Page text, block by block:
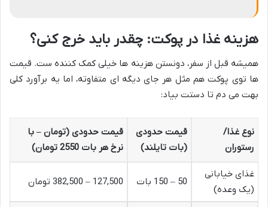
هزینه غذا در پوکت: چقدر باید خرج کنی؟
همیشه قبل از سفر، دونستن هزینه ها خیلی کمک کننده ست. قیمت
ها توی پوکت هم مثل هر جای دیگه ای متفاوته، اما یه برآورد کلی
بهت می دم تا دستت بیاد:
نوع غذا/
رستوران
قیمت حدودی
(بات تایلند)
قیمت حدودی (تومان – با
نرخ هر بات 2550 تومان)
غذای خیابانی
(یک وعده)
50 – 150 بات 127,500 – 382,500 تومان